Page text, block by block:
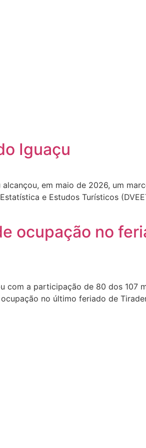
Iguaçu
em maio de 2026, um
e Estudos Turísticos
ocupação no
com a participação de 80 dos 107
no último feriado de